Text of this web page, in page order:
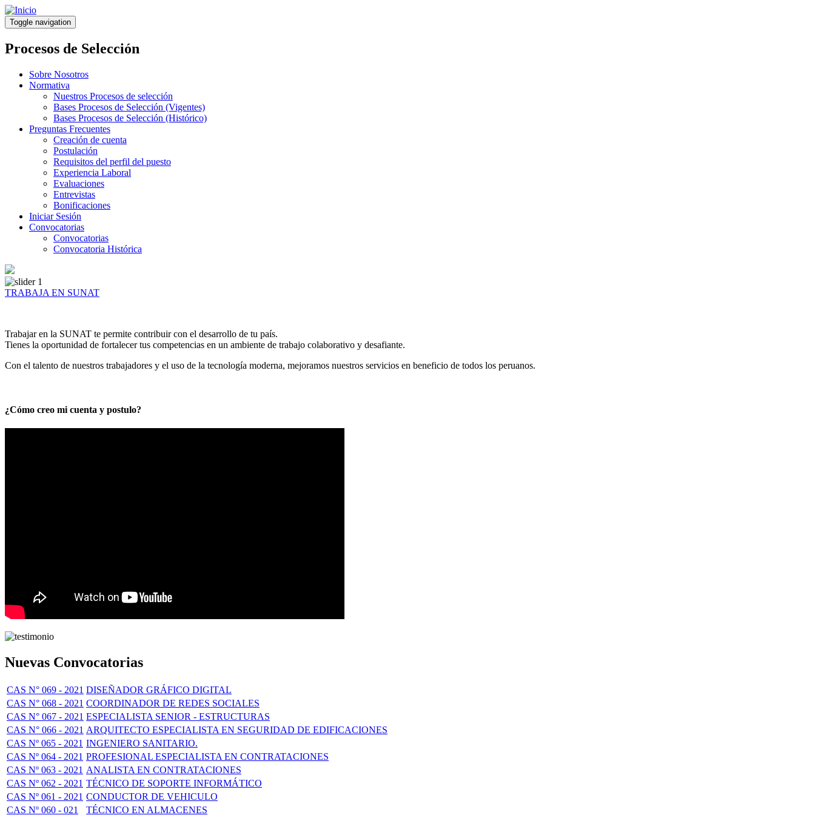
Pasar
al
contenido
principal
Toggle navigation
Procesos de Selección
Sobre Nosotros
Normativa
Nuestros Procesos de selección
Bases Procesos de Selección (Vigentes)
Bases Procesos de Selección (Histórico)
Preguntas Frecuentes
Creación de cuenta
Postulación
Requisitos del perfil del puesto
Experiencia Laboral
Evaluaciones
Entrevistas
Bonificaciones
Iniciar Sesión
Convocatorias
Convocatorias
Convocatoria Histórica
TRABAJA EN SUNAT
Trabajar en la SUNAT te permite contribuir con el desarrollo de tu país.
Tienes la oportunidad de fortalecer tus competencias en un ambiente de trabajo colaborativo y desafiante.
Con el talento de nuestros trabajadores y el uso de la tecnología moderna, mejoramos nuestros servicios en beneficio de todos los peruanos.
¿Cómo creo mi cuenta y postulo?
Nuevas Convocatorias
CAS N° 069 - 2021 DISEÑADOR GRÁFICO DIGITAL
CAS N° 068 - 2021 COORDINADOR DE REDES SOCIALES
CAS N° 067 - 2021 ESPECIALISTA SENIOR - ESTRUCTURAS
CAS N° 066 - 2021 ARQUITECTO ESPECIALISTA EN SEGURIDAD DE EDIFICACIONES
CAS Nº 065 - 2021 INGENIERO SANITARIO.
CAS Nº 064 - 2021 PROFESIONAL ESPECIALISTA EN CONTRATACIONES
CAS Nº 063 - 2021 ANALISTA EN CONTRATACIONES
CAS Nº 062 - 2021 TÉCNICO DE SOPORTE INFORMÁTICO
CAS Nº 061 - 2021 CONDUCTOR DE VEHICULO
CAS Nº 060 - 021
TÉCNICO EN ALMACENES